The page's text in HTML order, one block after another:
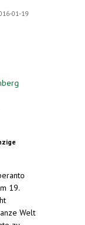
01-19
19.
Welt